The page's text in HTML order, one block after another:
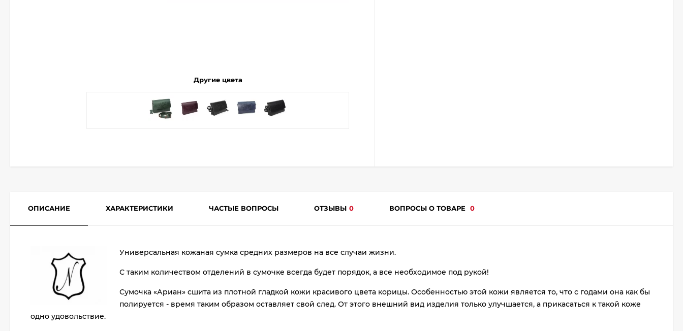
Другие цвета
ОПИСАНИЕ ХАРАКТЕРИСТИКИ ЧАСТЫЕ ВОПРОСЫ ОТЗЫВЫ 0 ВОПРОСЫ О ТОВАРЕ 0
Универсальная кожаная сумка средних размеров на все случаи жизни.
С таким количеством отделений в сумочке всегда будет порядок, а все необходимое под рукой!
Сумочка «Ариан» сшита из плотной гладкой кожи красивого цвета корицы. Особенностью этой кожи является то, что с годами она как бы
полируется - время таким образом оставляет свой след. От этого внешний вид изделия только улучшается, а прикасаться к такой коже
одно удовольствие.
раз